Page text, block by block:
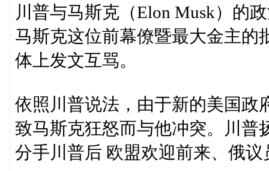
川普与马斯克（Elon Musk）的
马斯克这位前幕僚暨最大金主的
体上发文互骂。
依照川普说法，由于新的美国政
致马斯克狂怒而与他冲突。川普
分手川普后 欧盟欢迎前来、俄